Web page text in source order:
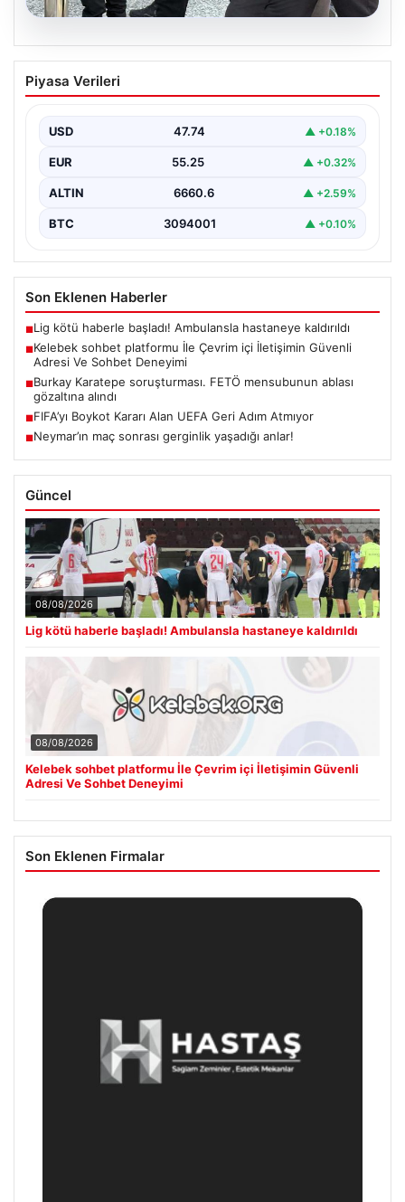
07.08.2026
Burkay Karatepe soruşturması. FETÖ
mensubunun ablası gözaltına alındı
Piyasa Verileri
USD 47.74 ▲ +0.18%
EUR 55.25 ▲ +0.32%
ALTIN 6660.6 ▲ +2.59%
BTC 3094001 ▲ +0.10%
Son Eklenen Haberler
■Lig kötü haberle başladı! Ambulansla hastaneye kaldırıldı
■Kelebek sohbet platformu İle Çevrim içi İletişimin Güvenli
Adresi Ve Sohbet Deneyimi
■Burkay Karatepe soruşturması. FETÖ mensubunun ablası
gözaltına alındı
■FIFA’yı Boykot Kararı Alan UEFA Geri Adım Atmıyor
■Neymar’ın maç sonrası gerginlik yaşadığı anlar!
Güncel
08/08/2026
Lig kötü haberle başladı! Ambulansla hastaneye kaldırıldı
08/08/2026
Kelebek sohbet platformu İle Çevrim içi İletişimin Güvenli
Adresi Ve Sohbet Deneyimi
Son Eklenen Firmalar